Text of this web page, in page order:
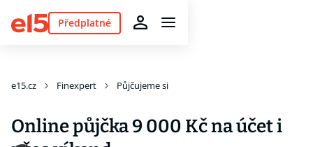
Předplatné
e15.cz Finexpert Půjčujeme si
Online půjčka 9 000 Kč na účet i